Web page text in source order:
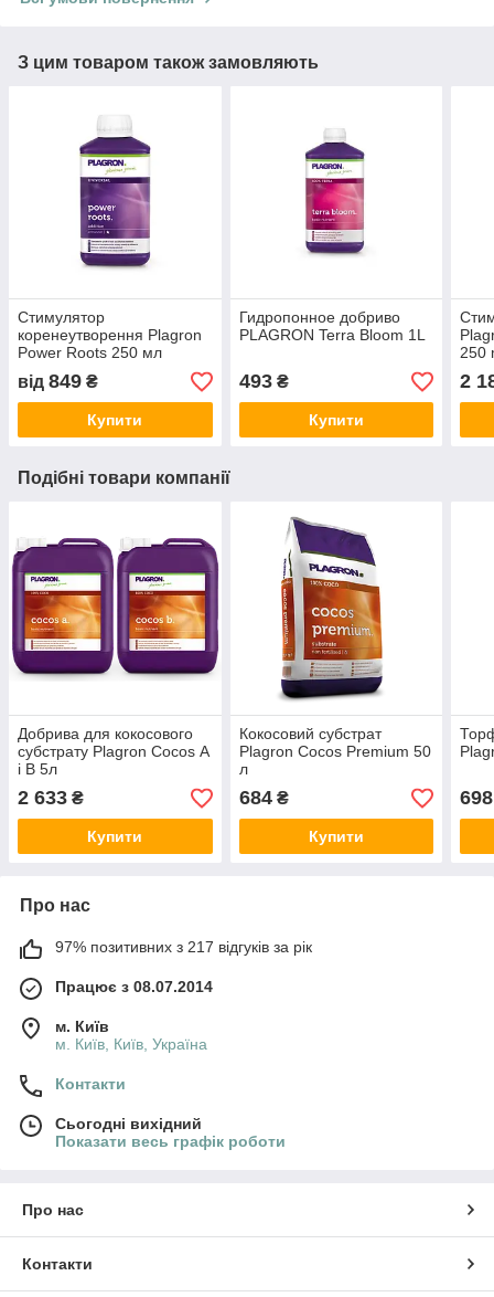
З цим товаром також замовляють
Стимулятор
коренеутворення Plagron
Power Roots 250 мл
від 849 ₴
Купити
Гидропонное добриво
PLAGRON Terra Bloom 1L
493₴
Купити
250
2
Подібні товари компанії
Добрива для кокосового
субстрату Plagron Cocos А
і B 5л
2 633 ₴
Купити
Кокосовий субстрат
Plagron Cocos Premium 50
л
684₴
Купити
698
Про нас
97% позитивних з 217 відгуків за рік
Працює з 08.07.2014
м. Київ
м. Київ, Київ, Україна
Контакти
Сьогодні вихідний
Показати весь графік роботи
Про нас
Контакти